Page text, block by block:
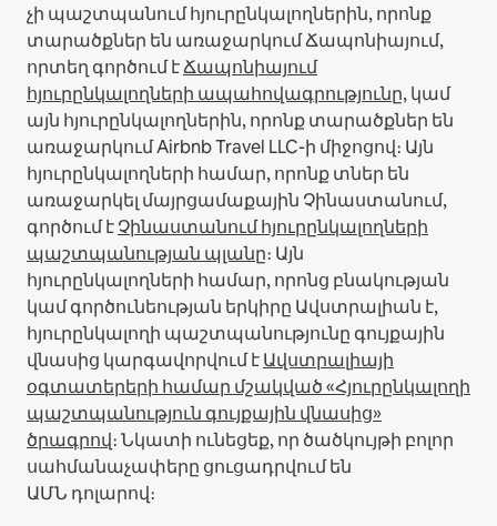
չի պաշտպանում հյուրընկալողներին, որոնք
տարածքներ են առաջարկում Ճապոնիայում,
որտեղ գործում էՃապոնիայում
հյուրընկալողների ապահովագրությունը, կամ
այն հյուրընկալողներին, որոնք տարածքներ են
առաջարկում Airbnb Travel LLC-ի միջոցով։ Այն
հյուրընկալողների համար, որոնք տներ են
առաջարկել մայրցամաքային Չինաստանում,
գործում էՉինաստանում հյուրընկալողների
պաշտպանության պլանը։ Այն
հյուրընկալողների համար, որոնց բնակության
կամ գործունեության երկիրը Ավստրալիան է,
հյուրընկալողի պաշտպանությունը գույքային
վնասից կարգավորվում էԱվստրալիայի
օգտատերերի համար մշակված «Հյուրընկալողի
պաշտպանություն գույքային վնասից»
ծրագրով։ Նկատի ունեցեք, որ ծածկույթի բոլոր
սահմանաչափերը ցուցադրվում են
ԱՄՆ դոլարով։